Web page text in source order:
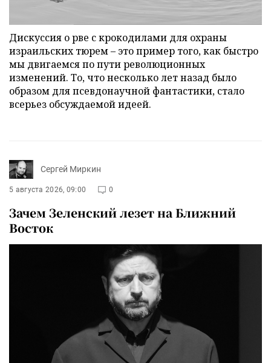
Дискуссия о рве с крокодилами для охраны
израильских тюрем – это пример того, как быстро
мы двигаемся по пути революционных
изменений. То, что несколько лет назад было
образом для псевдонаучной фантастики, стало
всерьез обсуждаемой идеей.
Сергей Миркин
5 августа 2026, 09:00 0
Зачем Зеленский лезет на Ближний
Восток